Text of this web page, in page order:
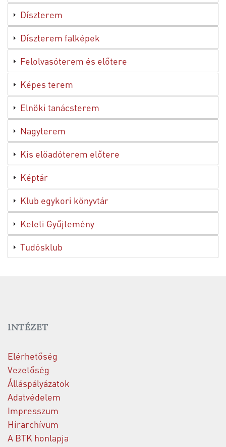
Díszterem
Díszterem falképek
Felolvasóterem és előtere
Képes terem
Elnöki tanácsterem
Nagyterem
Kis elöadóterem előtere
Képtár
Klub egykori könyvtár
Keleti Gyűjtemény
Tudósklub
INTÉZET
Elérhetőség
Vezetőség
Álláspályázatok
Adatvédelem
Impresszum
Hírarchívum
A BTK honlapja